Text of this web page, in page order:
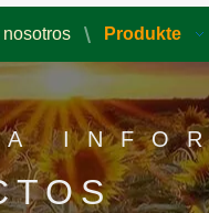
Produkte